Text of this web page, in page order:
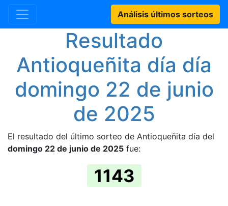
Análisis últimos sorteos
Resultado
Antioqueñita día día
domingo 22 de junio
de 2025
El resultado del último sorteo de Antioqueñita día del
domingo 22 de junio de 2025 fue:
1143